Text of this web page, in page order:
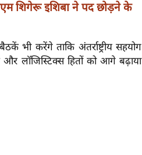
शिगेरू इशिबा ने पद छोड़ने के
भी करेंगे ताकि अंतर्राष्ट्रीय सहयोग
लॉजिस्टिक्स हितों को आगे बढ़ाया